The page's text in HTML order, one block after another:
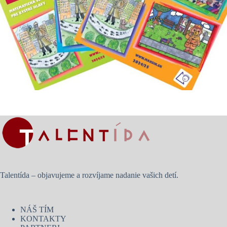
Talentída – objavujeme a rozvíjame nadanie vašich detí.
NÁŠ TÍM
KONTAKTY